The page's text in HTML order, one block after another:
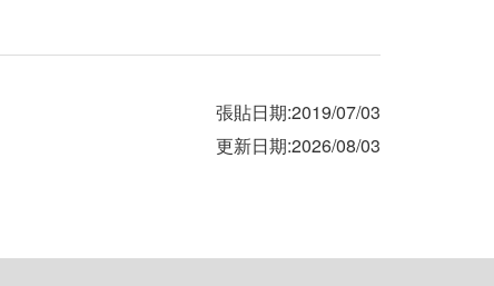
張貼日期:2019/07/03
更新日期:2026/08/03